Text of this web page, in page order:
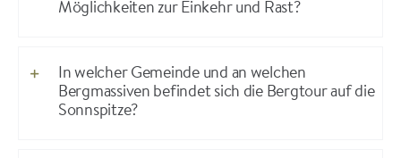
Möglichkeiten zur Einkehr und Rast?
In welcher Gemeinde und an welchen
Bergmassiven befindet sich die Bergtour auf die
Sonnspitze?